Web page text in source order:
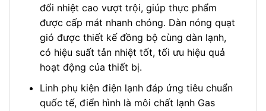
đổi nhiệt cao vượt trội, giúp thực phẩm
được cấp mát nhanh chóng. Dàn nóng quạt
gió được thiết kế đồng bộ cùng dàn lạnh,
có hiệu suất tản nhiệt tốt, tối ưu hiệu quả
hoạt động của thiết bị.
Linh phụ kiện điện lạnh đáp ứng tiêu chuẩn
quốc tế, điển hình là môi chất lạnh Gas